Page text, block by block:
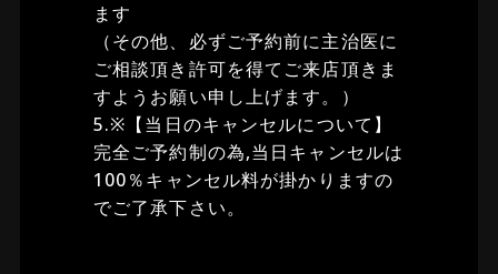
ます
（その他、必ずご予約前に主治医に
ご相談頂き許可を得てご来店頂きま
すようお願い申し上げます。）
5.※【当日のキャンセルについて】
完全ご予約制の為,当日キャンセルは
100％キャンセル料が掛かりますの
でご了承下さい。